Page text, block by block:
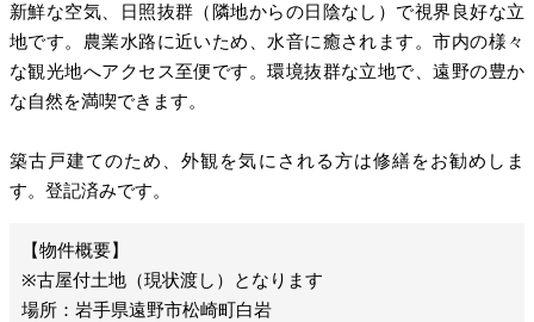
新鮮な空気、日照抜群（隣地からの日陰なし）で視界良好な立
地です。農業水路に近いため、水音に癒されます。市内の様々
な観光地へアクセス至便です。環境抜群な立地で、遠野の豊か
な自然を満喫できます。
築古戸建てのため、外観を気にされる方は修繕をお勧めしま
す。登記済みです。
※古屋付土地（現状渡し）となります
場所：岩手県遠野市松崎町白岩